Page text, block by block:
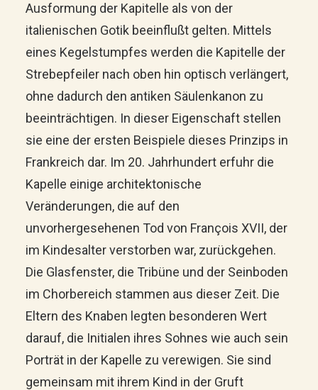
Ausformung der Kapitelle als von der
italienischen Gotik beeinflußt gelten. Mittels
eines Kegelstumpfes werden die Kapitelle der
Strebepfeiler nach oben hin optisch verlängert,
ohne dadurch den antiken Säulenkanon zu
beeinträchtigen. In dieser Eigenschaft stellen
sie eine der ersten Beispiele dieses Prinzips in
Frankreich dar. Im 20. Jahrhundert erfuhr die
Kapelle einige architektonische
Veränderungen, die auf den
unvorhergesehenen Tod von François XVII, der
im Kindesalter verstorben war, zurückgehen.
Die Glasfenster, die Tribüne und der Seinboden
im Chorbereich stammen aus dieser Zeit. Die
Eltern des Knaben legten besonderen Wert
darauf, die Initialen ihres Sohnes wie auch sein
Porträt in der Kapelle zu verewigen. Sie sind
gemeinsam mit ihrem Kind in der Gruft